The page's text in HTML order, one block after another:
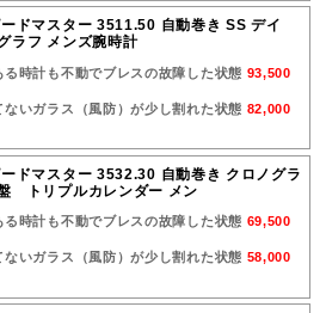
ドマスター 3511.50 自動巻き SS デイ
ラフ メンズ腕時計
る時計も不動でブレスの故障した状態 93,500
ないガラス（風防）が少し割れた状態 82,000
ドマスター 3532.30 自動巻き クロノグラ
トリプルカレンダー メン
る時計も不動でブレスの故障した状態 69,500
ないガラス（風防）が少し割れた状態 58,000